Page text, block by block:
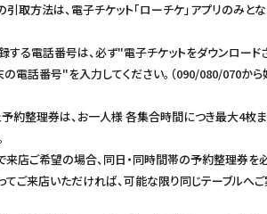
取方法は、電子チケット「ローチケ」アプリのみと
る電話番号は、必ず"電子チケットをダウンロード
の電話番号"を入力してください。（090/080/070から
約整理券は、お一人様 各集合時間につき最大4枚
店ご希望の場合、同日・同時間帯の予約整理券を
てご来店いただければ、可能な限り同じテーブルへ